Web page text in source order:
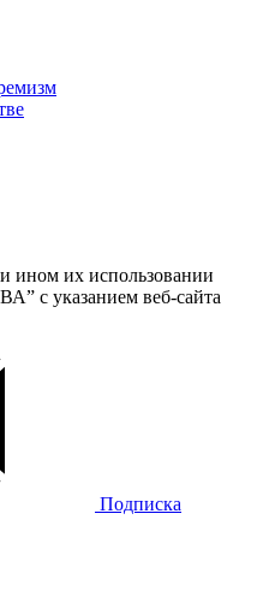
ином их использовании
с указанием веб-сайта
Подписка